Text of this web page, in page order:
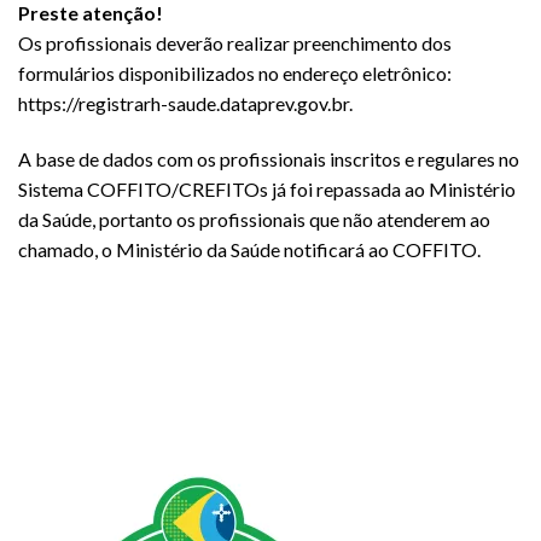
Preste atenção!
Os profissionais deverão realizar preenchimento dos
formulários disponibilizados no endereço eletrônico:
https://registrarh-saude.dataprev.gov.br.
A base de dados com os profissionais inscritos e regulares no
Sistema COFFITO/CREFITOs já foi repassada ao Ministério
da Saúde, portanto os profissionais que não atenderem ao
chamado, o Ministério da Saúde notificará ao COFFITO.